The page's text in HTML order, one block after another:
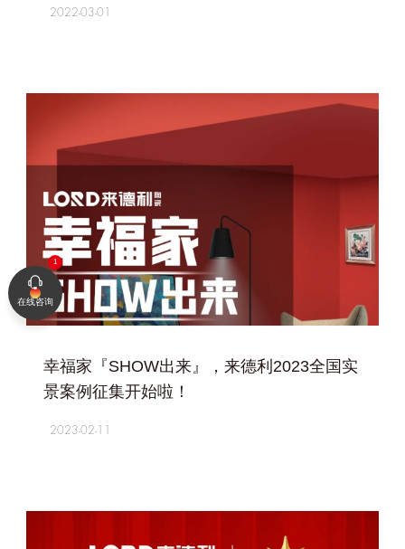
2022-03-01
幸福家『SHOW出来』，来德利2023全国实
景案例征集开始啦！
2023-02-11
在线咨询